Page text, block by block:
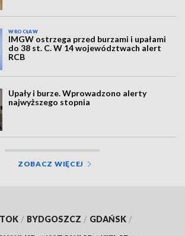
WROCŁAW
IMGW ostrzega przed burzami i upałami
do 38 st. C. W 14 województwach alert
RCB
Upały i burze. Wprowadzono alerty
najwyższego stopnia
ZOBACZ WIĘCEJ
/ BYDGOSZCZ / GDAŃSK /